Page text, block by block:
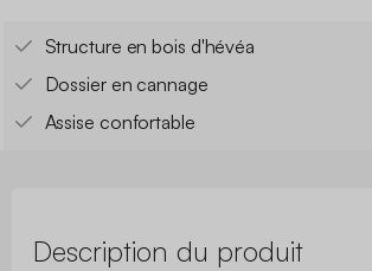
Structure en bois d'hévéa
Dossier en cannage
Assise confortable
Description du produit